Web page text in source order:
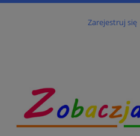
Zarejestruj się